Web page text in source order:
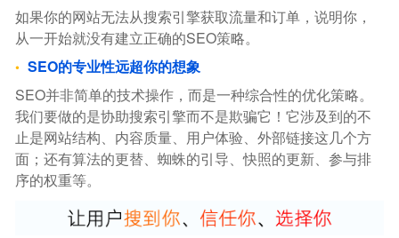
如果你的网站无法从搜索引擎获取流量和订单，说明你，
从一开始就没有建立正确的SEO策略。
SEO的专业性远超你的想象
SEO并非简单的技术操作，而是一种综合性的优化策略。
我们要做的是协助搜索引擎而不是欺骗它！它涉及到的不
止是网站结构、内容质量、用户体验、外部链接这几个方
面；还有算法的更替、蜘蛛的引导、快照的更新、参与排
序的权重等。